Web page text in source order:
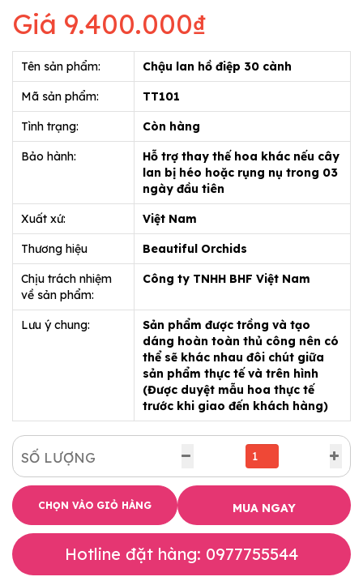
Giá 9.400.000₫
Tên sản phẩm: Chậu lan hồ điệp 30 cành
Mã sản phẩm: TT101
Tình trạng: Còn hàng
Bảo hành:
Hỗ trợ thay thế hoa khác nếu cây
lan bị héo hoặc rụng nụ trong 03
ngày đầu tiên
Xuất xứ: Việt Nam
Thương hiệu Beautiful Orchids
Chịu trách nhiệm
về sản phẩm:
Công ty TNHH BHF Việt Nam
Lưu ý chung:
Sản phẩm được trồng và tạo
dáng hoàn toàn thủ công nên có
thể sẽ khác nhau đôi chút giữa
sản phẩm thực tế và trên hình
(Được duyệt mẫu hoa thực tế
trước khi giao đến khách hàng)
SỐ LƯỢNG
CHỌN VÀO GIỎ HÀNG MUA NGAY
Hotline đặt hàng: 0977755544